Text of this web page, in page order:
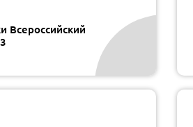
Всероссийский